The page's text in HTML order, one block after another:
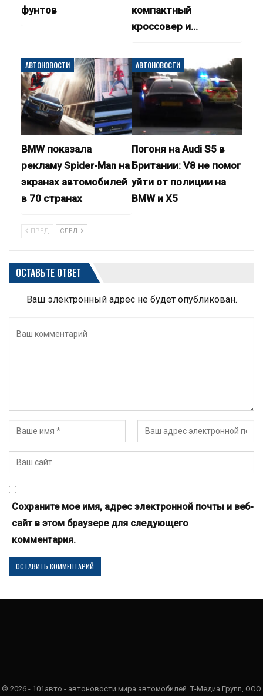
фунтов
компактный
кроссовер и…
АВТОНОВОСТИ
BMW показала
рекламу Spider-Man на
экранах автомобилей
в 70 странах
АВТОНОВОСТИ
Погоня на Audi S5 в
Британии: V8 не помог
уйти от полиции на
BMW и X5
ПРЕД СЛЕД
ОСТАВЬТЕ ОТВЕТ
Ваш электронный адрес не будет опубликован.
Сохраните мое имя, адрес электронной почты и веб-
сайт в этом браузере для следующего
комментария.
© 2026 - 101авто - автоновости мира автомобилей. Т-Медиа Групп, ООО